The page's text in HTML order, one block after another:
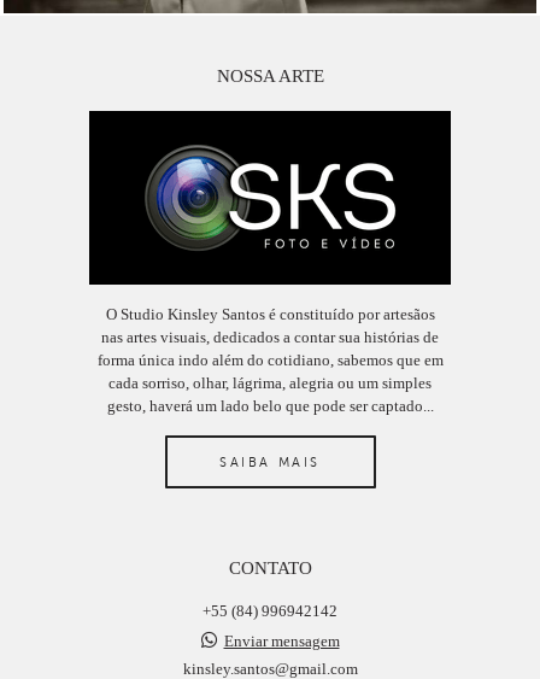
NOSSA ARTE
O Studio Kinsley Santos é constituído por artesãos
nas artes visuais, dedicados a contar sua histórias de
forma única indo além do cotidiano, sabemos que em
cada sorriso, olhar, lágrima, alegria ou um simples
gesto, haverá um lado belo que pode ser captado...
SAIBA MAIS
CONTATO
+55 (84) 996942142
Enviar mensagem
kinsley.santos@gmail.com